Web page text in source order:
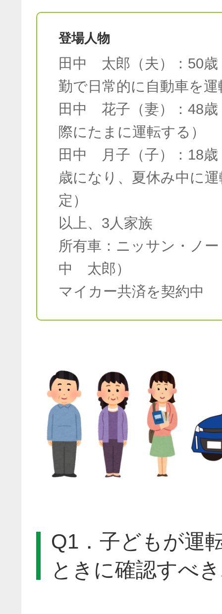
登場人物
田中 太郎（夫）：50歳
勤で日常的に自動車を
田中 花子（妻）：48歳
際にたまに運転する）
田中 月子（子）：18歳
歳になり、夏休み中に
定）
以上、3人家族
所有車：ニッサン・ノ
中 太郎）
マイカー共済を契約中
Q1．子どもが運
ときに確認すべ